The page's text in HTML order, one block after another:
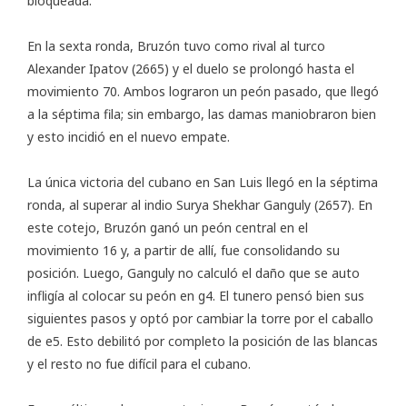
En la sexta ronda, Bruzón tuvo como rival al turco
Alexander Ipatov (2665) y el duelo se prolongó hasta el
movimiento 70. Ambos lograron un peón pasado, que llegó
a la séptima fila; sin embargo, las damas maniobraron bien
y esto incidió en el nuevo empate.
La única victoria del cubano en San Luis llegó en la séptima
ronda, al superar al indio Surya Shekhar Ganguly (2657). En
este cotejo, Bruzón ganó un peón central en el
movimiento 16 y, a partir de allí, fue consolidando su
posición. Luego, Ganguly no calculó el daño que se auto
infligía al colocar su peón en g4. El tunero pensó bien sus
siguientes pasos y optó por cambiar la torre por el caballo
de e5. Esto debilitó por completo la posición de las blancas
y el resto no fue difícil para el cubano.